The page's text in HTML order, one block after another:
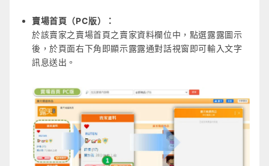
賣場首頁（PC版）：
於該賣家之賣場首頁之賣家資料欄位中，點選露露圖示
後，於頁面右下角即顯示露露通對話視窗即可輸入文字
訊息送出。